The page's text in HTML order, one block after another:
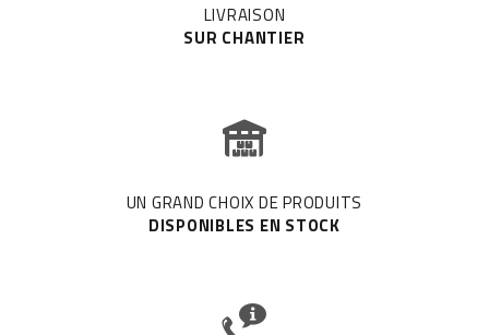
LIVRAISON
SUR CHANTIER
UN GRAND CHOIX DE PRODUITS
DISPONIBLES EN STOCK